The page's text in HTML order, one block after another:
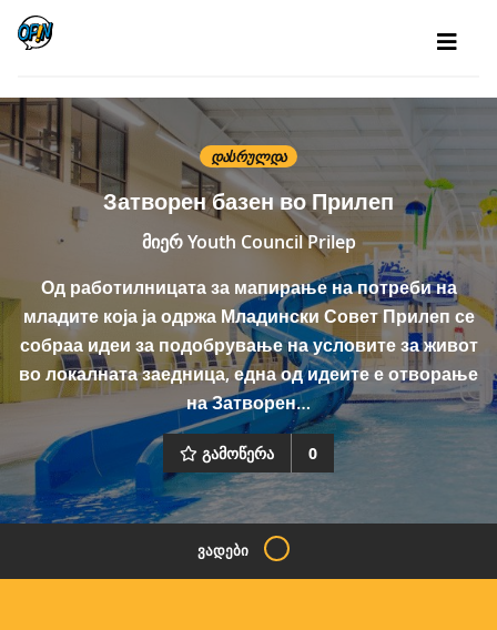
ᲓᲐᲡᲠᲣᲚᲓᲐ
Затворен базен во Прилеп
მიერYouth Council Prilep
Од работилницата за мапирање на потреби на
младите која ја одржа Младински Совет Прилеп се
собраа идеи за подобрување на условите за живот
во локалната заедница, една од идеите е отворање
на Затворен…
გამოწერა 0
ᲕᲐᲓᲔᲑᲘ